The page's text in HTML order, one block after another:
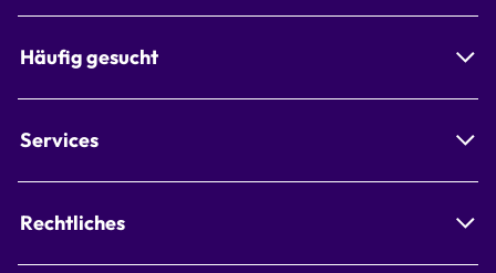
Häufig gesucht
Services
Rechtliches